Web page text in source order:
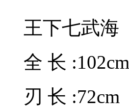
王下七武海
全 长 :102cm
刃 长 :72cm